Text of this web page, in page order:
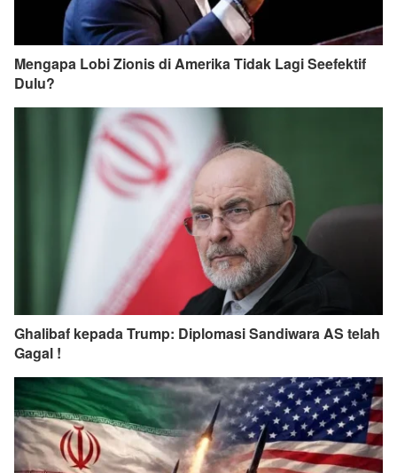
Mengapa Lobi Zionis di Amerika Tidak Lagi Seefektif
Dulu?
Ghalibaf kepada Trump: Diplomasi Sandiwara AS telah
Gagal !